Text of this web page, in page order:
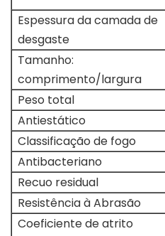
Espessura da camada de
desgaste
Tamanho:
comprimento/largura
Peso total
Antiestático
Classificação de fogo
Antibacteriano
Recuo residual
Resistência à Abrasão
Coeficiente de atrito